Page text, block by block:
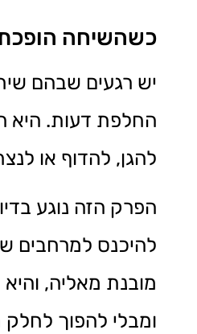
כשהשיחה
יש רגעים שבהם
החלפת דעות. היא
להגן, להדוף או
הפרק הזה נוגע
להיכנס למרחבים
מובנת מאליה,
ומבלי להפוך